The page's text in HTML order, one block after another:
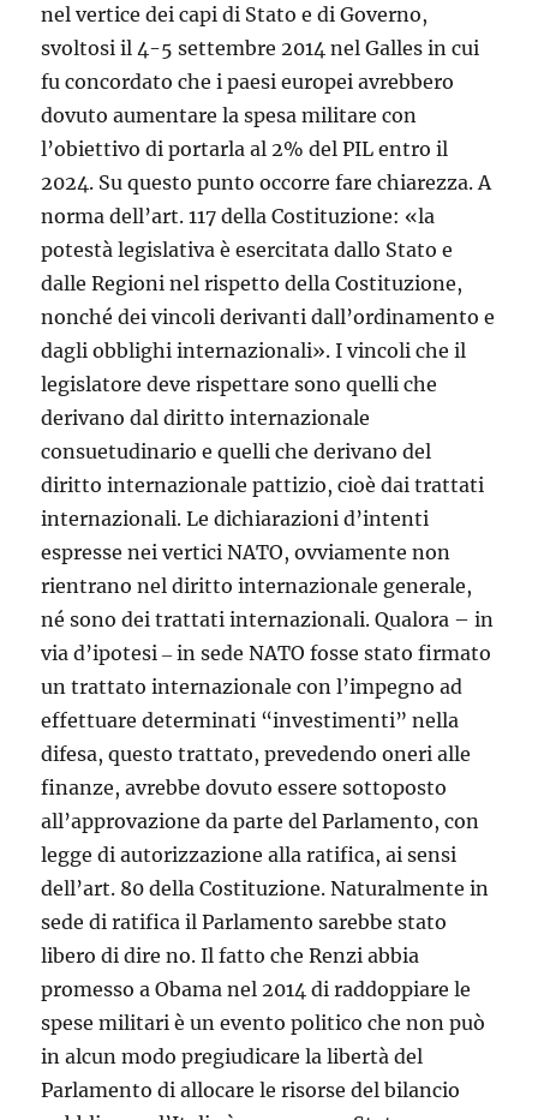
nel vertice dei capi di Stato e di Governo,
svoltosi il 4-5 settembre 2014 nel Galles in cui
fu concordato che i paesi europei avrebbero
dovuto aumentare la spesa militare con
l’obiettivo di portarla al 2% del PIL entro il
2024. Su questo punto occorre fare chiarezza. A
norma dell’art. 117 della Costituzione: «la
potestà legislativa è esercitata dallo Stato e
dalle Regioni nel rispetto della Costituzione,
nonché dei vincoli derivanti dall’ordinamento e
dagli obblighi internazionali». I vincoli che il
legislatore deve rispettare sono quelli che
derivano dal diritto internazionale
consuetudinario e quelli che derivano del
diritto internazionale pattizio, cioè dai trattati
internazionali. Le dichiarazioni d’intenti
espresse nei vertici NATO, ovviamente non
rientrano nel diritto internazionale generale,
né sono dei trattati internazionali. Qualora – in
via d’ipotesi ‒ in sede NATO fosse stato firmato
un trattato internazionale con l’impegno ad
effettuare determinati “investimenti” nella
difesa, questo trattato, prevedendo oneri alle
finanze, avrebbe dovuto essere sottoposto
all’approvazione da parte del Parlamento, con
legge di autorizzazione alla ratifica, ai sensi
dell’art. 80 della Costituzione. Naturalmente in
sede di ratifica il Parlamento sarebbe stato
libero di dire no. Il fatto che Renzi abbia
promesso a Obama nel 2014 di raddoppiare le
spese militari è un evento politico che non può
in alcun modo pregiudicare la libertà del
Parlamento di allocare le risorse del bilancio